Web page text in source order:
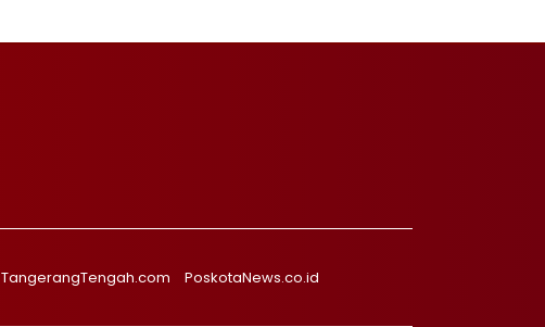
TangerangTengah.com
PoskotaNews.co.id